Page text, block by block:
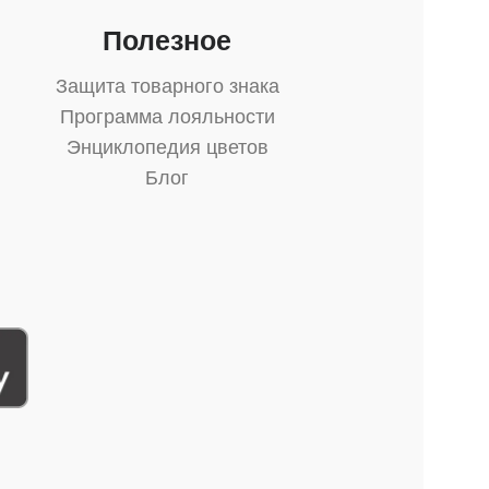
Полезное
Защита товарного знака
Программа лояльности
Энциклопедия цветов
Блог